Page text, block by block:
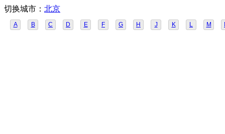
切换城市： 北京
A B C D E F G H J K L M